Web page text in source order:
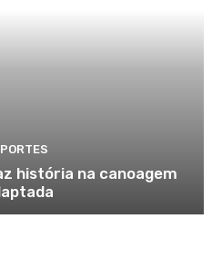
história na canoagem